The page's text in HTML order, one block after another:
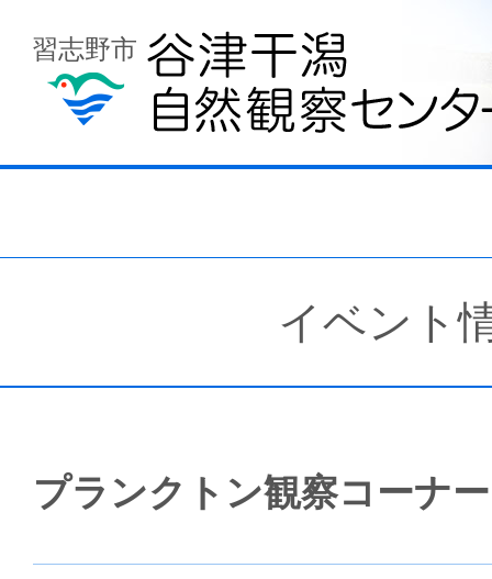
習志野市
イベント
プランクトン観察コーナー